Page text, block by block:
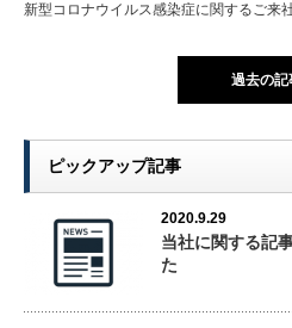
新型コロナウイルス感染症に関するご来
過去の記
ピックアップ記事
2020.9.29
当社に関する記
た